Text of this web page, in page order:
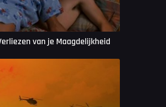
van je Maagdelijkheid